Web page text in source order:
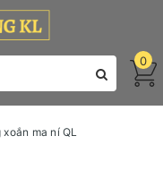
0
ma ní QL